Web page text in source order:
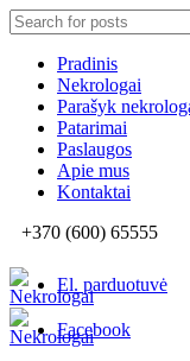
Search
for:
Pradinis
Nekrologai
Parašyk
Patarimai
Paslaugos
Apie mus
Kontaktai
+370 (600) 65555
El. parduotuvė
Facebook